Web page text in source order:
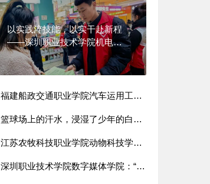
以实践淬技能，以实干赴新程
——深圳职业技术学院机电一
体化技术
福建船政交通职业学院汽车运用工程系：“乡村新能源汽车维修保养
篮球场上的汗水，浸湿了少年的白衬衫
江苏农牧科技职业学院动物科技学院：陈雨欣团队打造校园畜牧科技
深圳职业技术学院数字媒体学院：“乡村短视频创作与直播带货技能